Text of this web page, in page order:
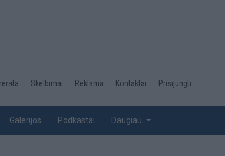
Skelbimai Reklama Kontaktai Prisijungti
Galerijos Podkastai Daugiau